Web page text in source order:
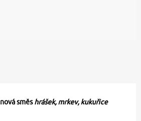
směshrášek, mrkev, kukuřice